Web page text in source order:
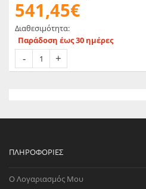
541,45€
Διαθεσιμότητα:
Παράδοση έως 30 ημέρες
ΠΛΗΡΟΦΟΡΊΕΣ
Ο Λογαριασμός Μου